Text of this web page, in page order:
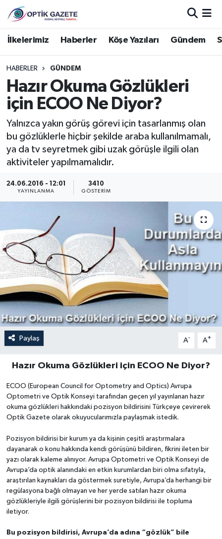
İlkelerimiz Haberler Köşe Yazıları Gündem
HABERLER GÜNDEM
Hazır Okuma Gözlükleri
için ECOO Ne Diyor?
Yalnızca yakın görüş görevi için tasarlanmış olan
bu gözlüklerle hiçbir şekilde araba kullanılmamalı,
ya da tv seyretmek gibi uzak görüşle ilgili olan
aktiviteler yapılmamalıdır.
24.06.2016 - 12:01
YAYINLANMA
3410
GÖSTERIM
Paylaş A- A+
Hazır Okuma Gözlükleri için ECOO Ne Diyor?
ECOO (European Council for Optometry and Optics) Avrupa
Optometri ve Optik Konseyi tarafından geçen yıl yayınlanan hazır
okuma gözlükleri hakkındaki pozisyon bildirisini Türkçeye çevirerek
Optik Gazete olarak okuyucularımızla paylaşmak istedik.
Pozisyon bildirisi bir kurum ya da kişinin çeşitli araştırmalara
dayanarak o konu hakkında kendi görüşünü bildiren, fikrini ileten bir
yazı olarak kaleme alınıyor. Avrupa Optometri ve Optik Konseyi de
Avrupa’da optik alanındaki en etkin kurumlardan biri olma sıfatıyla,
araştırılan kaynakları da göstermek suretiyle, Avrupa’da herhangi bir
regülasyona bağlı olmayan ve her yerde satılan hazır okuma
gözlükleriyle ilgili görüşlerini bir pozisyon bildirisi ile topluma
iletiyor.
Bu pozisyon bildirisi, Avrupa’da adına “gözlük” bile
Nöbetçi Eczaneler
Hava Durumu
İstanbul Namaz Vakitleri
Süper Lig Puan Durumu ve Fikstür
Tüm Manşetler
Son Dakika Haberleri
Haber Arşivi